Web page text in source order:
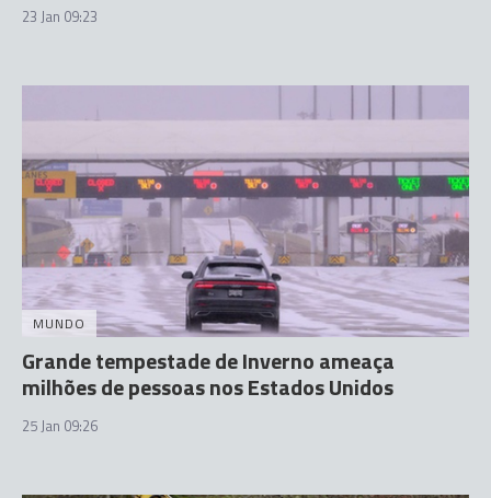
23 Jan 09:23
MUNDO
Grande tempestade de Inverno ameaça
milhões de pessoas nos Estados Unidos
25 Jan 09:26